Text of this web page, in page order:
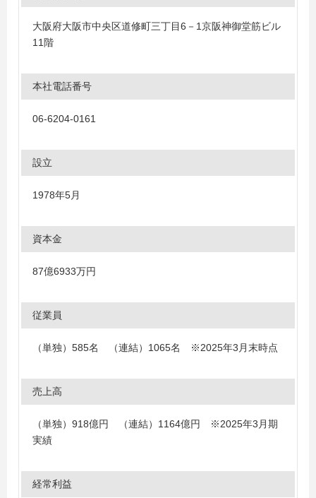
大阪府大阪市中央区道修町三丁目6－1京阪神御堂筋ビル
11階
本社電話番号
06-6204-0161
設立
1978年5月
資本金
87億6933万円
従業員
（単独）585名 （連結）1065名 ※2025年3月末時点
売上高
（単独）918億円 （連結）1164億円 ※2025年3月期
実績
経常利益